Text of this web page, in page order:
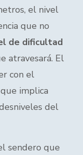
el nivel
que no
de dificultad
atravesará. El
con el
implica
del
sendero que